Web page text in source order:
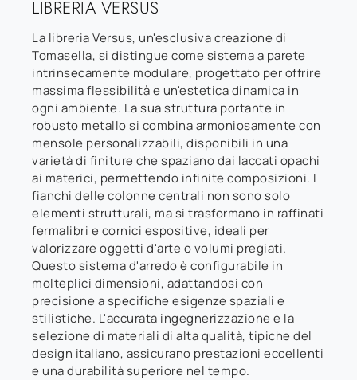
LIBRERIA VERSUS
La libreria Versus, un'esclusiva creazione di
Tomasella, si distingue come sistema a parete
intrinsecamente modulare, progettato per offrire
massima flessibilità e un'estetica dinamica in
ogni ambiente. La sua struttura portante in
robusto metallo si combina armoniosamente con
mensole personalizzabili, disponibili in una
varietà di finiture che spaziano dai laccati opachi
ai materici, permettendo infinite composizioni. I
fianchi delle colonne centrali non sono solo
elementi strutturali, ma si trasformano in raffinati
fermalibri e cornici espositive, ideali per
valorizzare oggetti d'arte o volumi pregiati.
Questo sistema d'arredo è configurabile in
molteplici dimensioni, adattandosi con
precisione a specifiche esigenze spaziali e
stilistiche. L'accurata ingegnerizzazione e la
selezione di materiali di alta qualità, tipiche del
design italiano, assicurano prestazioni eccellenti
e una durabilità superiore nel tempo.